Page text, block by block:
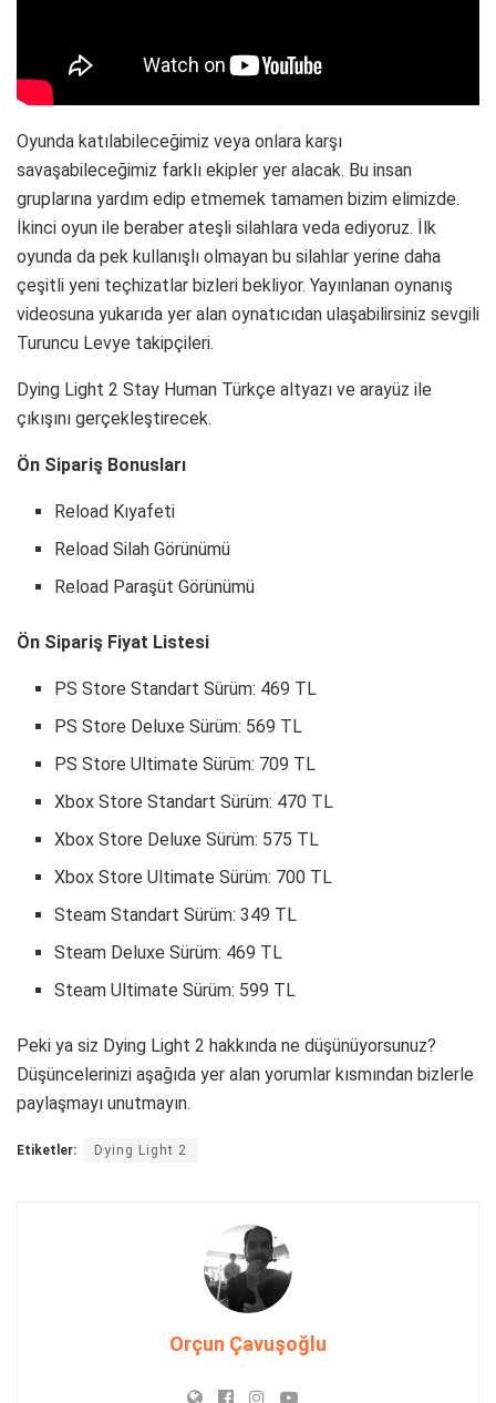
Oyunda katılabileceğimiz veya onlara karşı
savaşabileceğimiz farklı ekipler yer alacak. Bu insan
gruplarına yardım edip etmemek tamamen bizim elimizde.
İkinci oyun ile beraber ateşli silahlara veda ediyoruz. İlk
oyunda da pek kullanışlı olmayan bu silahlar yerine daha
çeşitli yeni teçhizatlar bizleri bekliyor. Yayınlanan oynanış
videosuna yukarıda yer alan oynatıcıdan ulaşabilirsiniz sevgili
Turuncu Levye takipçileri.
Dying Light 2 Stay Human Türkçe altyazı ve arayüz ile
çıkışını gerçekleştirecek.
Ön Sipariş Bonusları
Reload Kıyafeti
Reload Silah Görünümü
Reload Paraşüt Görünümü
Ön Sipariş Fiyat Listesi
PS Store Standart Sürüm: 469 TL
PS Store Deluxe Sürüm: 569 TL
PS Store Ultimate Sürüm: 709 TL
Xbox Store Standart Sürüm: 470 TL
Xbox Store Deluxe Sürüm: 575 TL
Xbox Store Ultimate Sürüm: 700 TL
Steam Standart Sürüm: 349 TL
Steam Deluxe Sürüm: 469 TL
Steam Ultimate Sürüm: 599 TL
Peki ya siz Dying Light 2 hakkında ne düşünüyorsunuz?
Düşüncelerinizi aşağıda yer alan yorumlar kısmından bizlerle
paylaşmayı unutmayın.
Etiketler: Dying Light 2
Orçun Çavuşoğlu